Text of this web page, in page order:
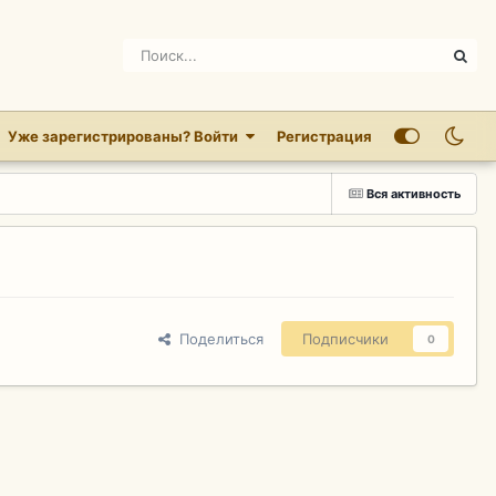
Уже зарегистрированы? Войти Регистрация
Вся активность
Поделиться Подписчики 0